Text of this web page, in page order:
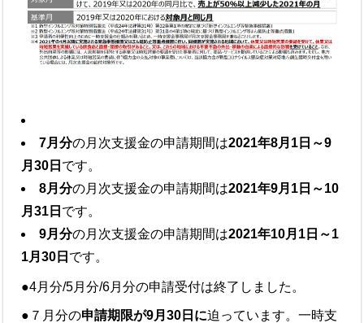
7月分の月次支援金の申請期間は2021年8月1日～9
月30日 です。
8月分の月次支援金の申請期間は2021年9月1日～10
月31日 です。
9月分の月次支援金の申請期間は2021年10月1日～1
1月30日 です。
●4月分/5月分/6月分の申請受付は終了しました。
●７月分の申請期限が9月30日に迫っています。一時支